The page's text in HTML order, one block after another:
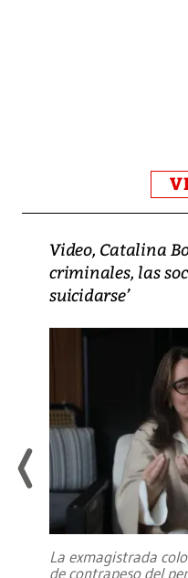
Video, Catalina
criminales, las
suicidarse’
La exmagistrada
de contrapeso del